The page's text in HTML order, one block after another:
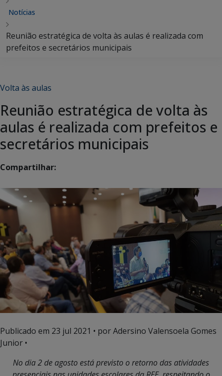
Notícias
Reunião estratégica de volta às aulas é realizada com
prefeitos e secretários municipais
Volta às aulas
Reunião estratégica de volta às
aulas é realizada com prefeitos e
secretários municipais
Compartilhar:
Publicado em 23 jul 2021 • por Adersino Valensoela Gomes
Junior •
No dia 2 de agosto está previsto o retorno das atividades